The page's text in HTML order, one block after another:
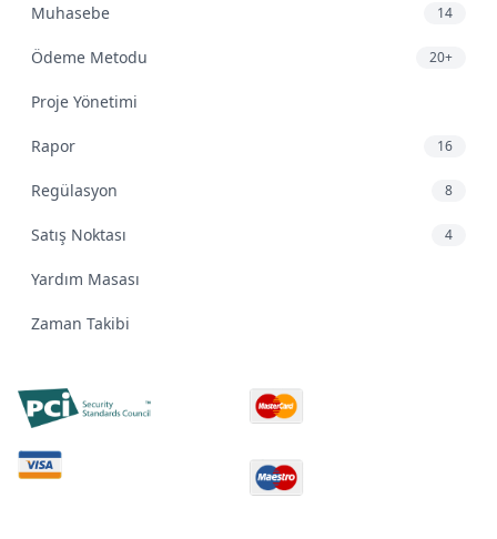
Muhasebe 14
Ödeme Metodu 20+
Proje Yönetimi
Rapor 16
Regülasyon 8
Satış Noktası 4
Yardım Masası
Zaman Takibi